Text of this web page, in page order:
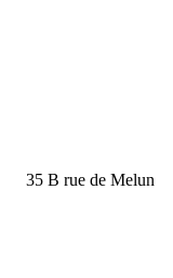
35 B rue de Melun